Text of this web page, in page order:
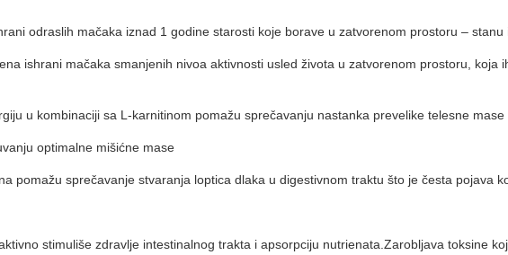
odraslih mačaka iznad 1 godine starosti koje borave u zatvorenom prostoru – stanu
ishrani mačaka smanjenih nivoa aktivnosti usled života u zatvorenom prostoru,
u kombinaciji sa L-karnitinom pomažu sprečavanju nastanka prevelike telesne mase
optimalne mišićne mase
pomažu sprečavanje stvaranja loptica dlaka u digestivnom traktu što je česta pojava
stimuliše zdravlje intestinalnog trakta i apsorpciju nutrienata.Zarobljava toksine